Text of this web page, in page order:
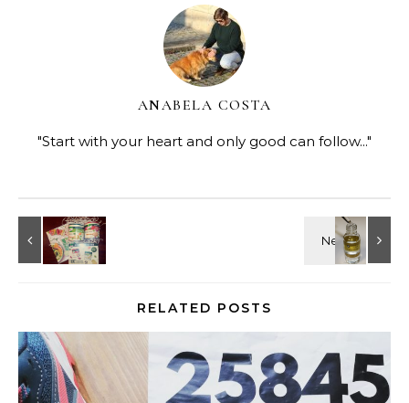
ANABELA COSTA
"Start with your heart and only good can follow..."
RELATED POSTS